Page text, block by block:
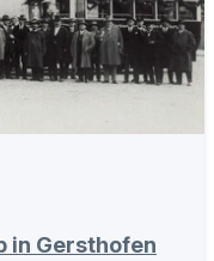
in Gersthofen